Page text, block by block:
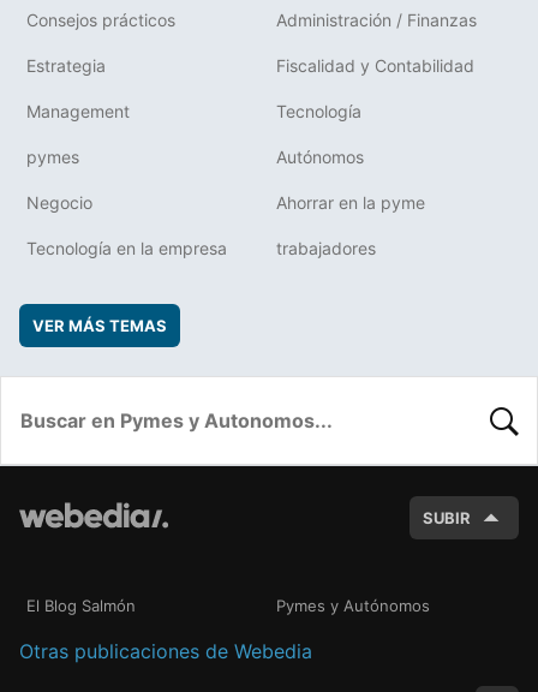
Consejos prácticos Administración / Finanzas
Estrategia Fiscalidad y Contabilidad
Management Tecnología
pymes Autónomos
Negocio Ahorrar en la pyme
Tecnología en la empresa trabajadores
VER MÁS TEMAS
SUBIR
El Blog Salmón Pymes y Autónomos
Otras publicaciones de Webedia